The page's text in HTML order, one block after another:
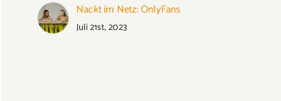
Nackt im Netz: OnlyFans
Juli 21st, 2023